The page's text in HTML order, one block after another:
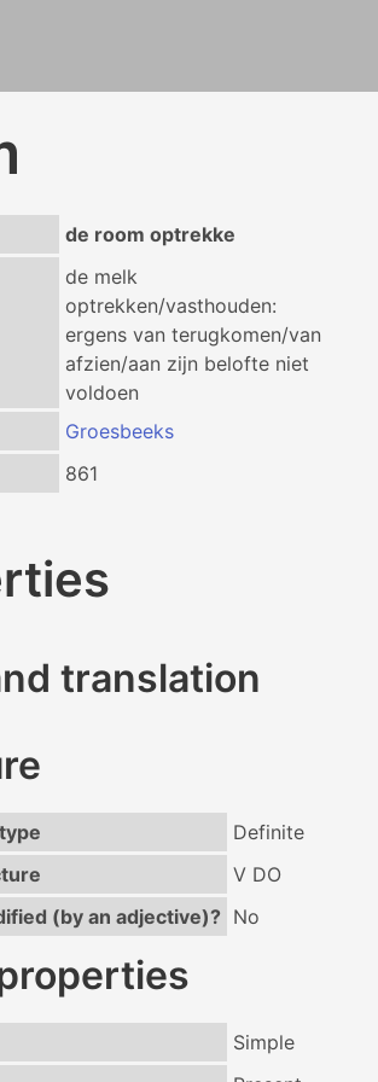
de room optrekke
de melk
optrekken/vasthouden:
ergens van terugkomen/van
afzien/aan zijn belofte niet
voldoen
Groesbeeks
861
translation
Definite
V DO
(by an adjective)? No
Simple